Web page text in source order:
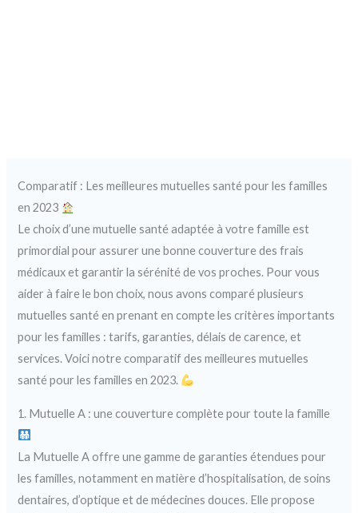
Comparatif : Les meilleures mutuelles santé pour les familles
en 2023
Le choix d’une mutuelle santé adaptée à votre famille est
primordial pour assurer une bonne couverture des frais
médicaux et garantir la sérénité de vos proches. Pour vous
aider à faire le bon choix, nous avons comparé plusieurs
mutuelles santé en prenant en compte les critères importants
pour les familles : tarifs, garanties, délais de carence, et
services. Voici notre comparatif des meilleures mutuelles
santé pour les familles en 2023.
1. Mutuelle A : une couverture complète pour toute la famille
La Mutuelle A offre une gamme de garanties étendues pour
les familles, notamment en matière d’hospitalisation, de soins
dentaires, d’optique et de médecines douces. Elle propose